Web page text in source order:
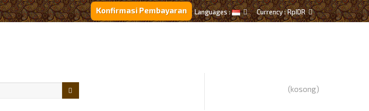
Currency :Rp‎IDR
Languages :
Konfirmasi Pembayaran
(kosong)